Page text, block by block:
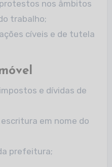
nos âmbitos
trabalho;
cíveis e de tutela
e dívidas de
em nome do
prefeitura;